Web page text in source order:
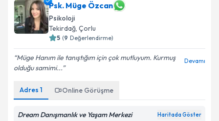
Psk. Müge Özcan
Psikoloji
Tekirdağ, Çorlu
5 (9 Değerlendirme)
Müge Hanım ile tanıştığım için çok mutluyum. Kurmuş
olduğu samimi...
Devamı
Adres 1 Online Görüşme
Dream Danışmanlık ve Yaşam Merkezi Haritada Göster